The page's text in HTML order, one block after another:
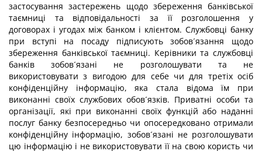
застосування застережень щодо збереження банківської
таємниці та відповідальності за її розголошення у
договорах і угодах між банком і клієнтом. Службовці банку
при вступі на посаду підписують зобов´язання щодо
збереження банківської таємниці. Керівники та службовці
банків зобов´язані не розголошувати та не
використовувати з вигодою для себе чи для третіх осіб
конфіденційну інформацію, яка стала відома їм при
виконанні своїх службових обов´язків. Приватні особи та
організації, які при виконанні своїх функцій або наданні
послуг банку безпосередньо чи опосередковано отримали
конфіденційну інформацію, зобов´язані не розголошувати
цю інформацію і не використовувати її на свою користь чи